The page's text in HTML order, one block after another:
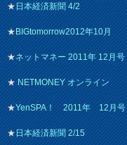
★日本経済新聞 4/2
★BIGtomorrow2012年10月
★ネットマネー 2011年 12月号
★NETMONEY オンライン
★YenSPA！ 2011年 12月号
★日本経済新聞 2/15